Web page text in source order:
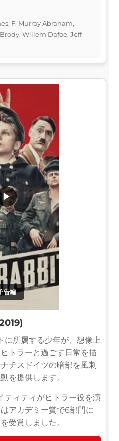
F. Murray Abraham,
Willem Dafoe, Jeff
告編
▶
に所属する少年が、想像上
トラーと過ごす日常を描
チスドイツの暗部を風刺
を提供します。
ティティがヒトラー役を演
アカデミー賞で6部門に
受賞しました。